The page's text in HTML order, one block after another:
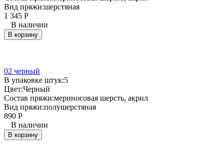
Вид пряжи:шерстяная
1 345 Р
В наличии
В корзину
02 черный
В упаковке штук:5
Цвет:Черный
Состав пряжи:мериносовая шерсть, акрил
Вид пряжи:полушерстяная
890 Р
В наличии
В корзину